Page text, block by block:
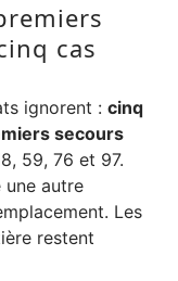
cas
ignorent : cinq
secours
59, 76 et 97.
une autre
Les
restent